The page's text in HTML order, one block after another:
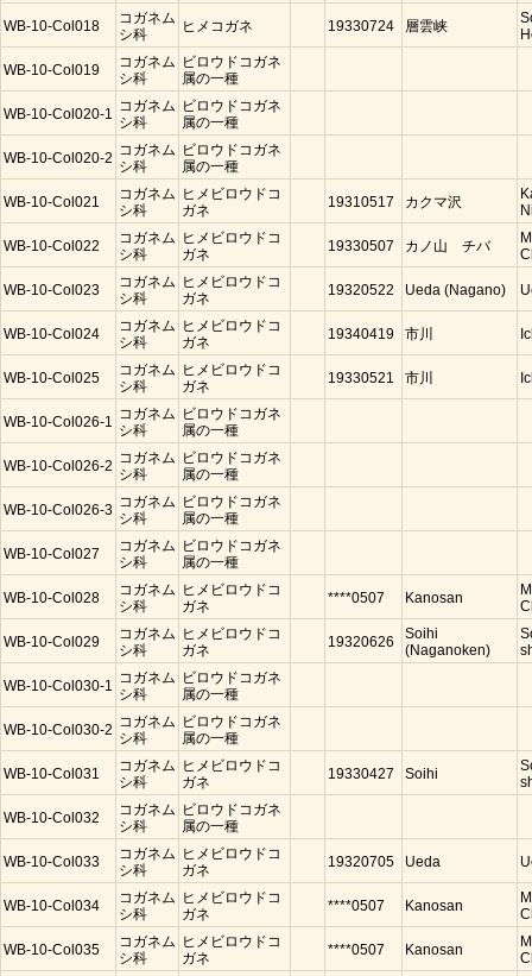
WB-10-Col018
コガネム
シ科
ヒメコガネ 19330724 層雲峡
WB-10-Col019
コガネム
シ科
ビロウドコガネ
属の一種
WB-10-Col020-1 コガネム
シ科
ビロウドコガネ
属の一種
WB-10-Col020-2 コガネム
シ科
ビロウドコガネ
属の一種
WB-10-Col021
コガネム
シ科
ヒメビロウドコ
ガネ
19310517 カクマ沢
WB-10-Col022
コガネム
シ科
ヒメビロウドコ
ガネ
19330507 カノ山 チバ
WB-10-Col023
コガネム
シ科
ヒメビロウドコ
ガネ
19320522 Ueda (Nagano)
WB-10-Col024
コガネム
シ科
ヒメビロウドコ
ガネ
19340419 市川
WB-10-Col025
コガネム
シ科
ヒメビロウドコ
ガネ
19330521 市川
WB-10-Col026-1 コガネム
シ科
ビロウドコガネ
属の一種
WB-10-Col026-2 コガネム
シ科
ビロウドコガネ
属の一種
WB-10-Col026-3 コガネム
シ科
ビロウドコガネ
属の一種
WB-10-Col027
コガネム
シ科
ビロウドコガネ
属の一種
WB-10-Col028
コガネム
シ科
ヒメビロウドコ
ガネ
****0507 Kanosan
WB-10-Col029
コガネム
シ科
ヒメビロウドコ
ガネ
19320626
Soihi
(Naganoken)
WB-10-Col030-1 コガネム
シ科
ビロウドコガネ
属の一種
WB-10-Col030-2 コガネム
シ科
ビロウドコガネ
属の一種
WB-10-Col031
コガネム
シ科
ヒメビロウドコ
ガネ
19330427 Soihi
WB-10-Col032
コガネム
シ科
ビロウドコガネ
属の一種
WB-10-Col033
コガネム
シ科
ヒメビロウドコ
ガネ
19320705 Ueda
WB-10-Col034
コガネム
シ科
ヒメビロウドコ
ガネ
****0507 Kanosan
WB-10-Col035
コガネム
シ科
ヒメビロウドコ
ガネ
****0507 Kanosan